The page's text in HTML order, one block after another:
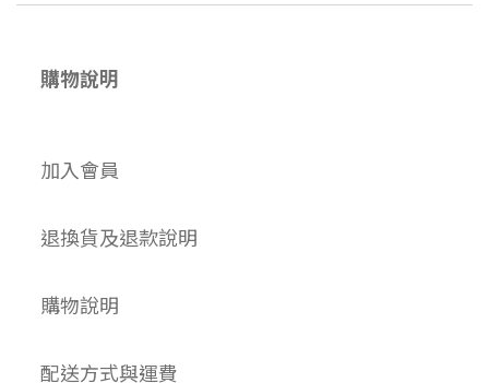
購物說明
加入會員
退換貨及退款說明
購物說明
配送方式與運費